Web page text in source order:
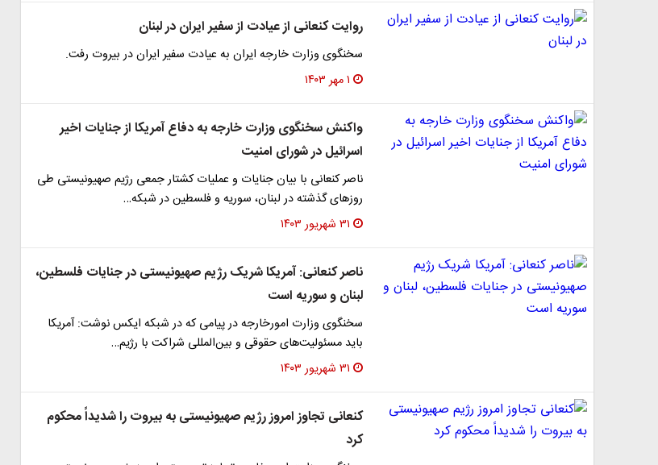
روایت کنعانی از عیادت از سفیر ایران در لبنان
سخنگوی وزارت خارجه ایران به عیادت سفیر ایران در بیروت رفت.
۱ مهر ۱۴۰۳
واکنش سخنگوی وزارت خارجه به دفاع آمریکا از جنایات اخیر
اسرائیل در شورای امنیت
ناصر کنعانی با بیان جنایات و عملیات کشتار جمعی رژیم صهیونیستی طی
روزهای گذشته در لبنان، سوریه و فلسطین ‌در شبکه…
۳۱ شهریور ۱۴۰۳
ناصر کنعانی: آمریکا شریک رژیم صهیونیستی در جنایات فلسطین،
لبنان و سوریه است
سخنگوی وزارت امورخارجه در پیامی که در شبکه ایکس نوشت: آمریکا
باید مسئولیت‌های حقوقی و بین‌المللی شراکت با رژیم…
۳۱ شهریور ۱۴۰۳
کنعانی تجاوز امروز رژیم صهیونیستی به بیروت را شدیداً محکوم
کرد